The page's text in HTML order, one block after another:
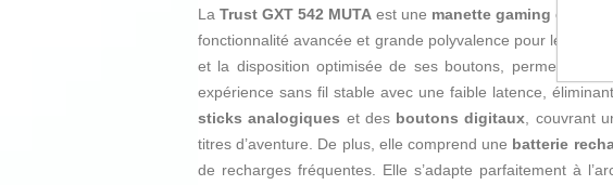
LaTrust GXT 542 MUTA est une manette gaming conçue
fonctionnalité avancée et grande polyvalence pour les
et la disposition optimisée de ses boutons, permettant
expérience sans fil stable avec une faible latence,
sticks analogiques et des boutons digitaux, couvrant
titres d’aventure. De plus, elle comprend une batterie
de recharges fréquentes. Elle s’adapte parfaitement à